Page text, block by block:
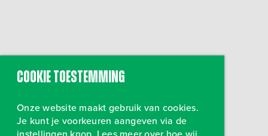
Cookie toestemming
Onze website maakt gebruik van cookies.
Je kunt je voorkeuren aangeven via de